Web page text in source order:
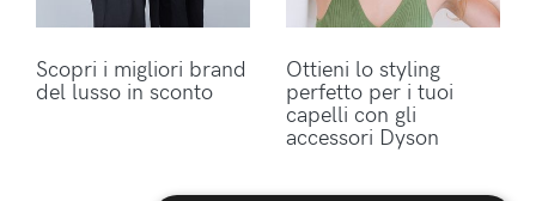
Scopri i migliori brand
del lusso in sconto
Ottieni lo styling
perfetto per i tuoi
capelli con gli
accessori Dyson